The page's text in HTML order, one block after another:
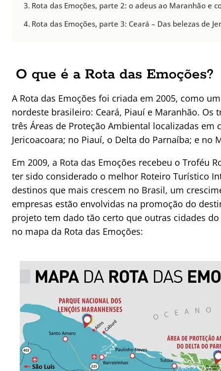
Rota das Emoções, parte 2: o adeus ao Maranhão e
Rota das Emoções, parte 3: Ceará – Das belezas de
O que é a Rota das Emoções?
A Rota das Emoções foi criada em 2005, como
nordeste brasileiro: Ceará, Piauí e Maranhão.
três Áreas de Proteção Ambiental localizadas
Jericoacoara; no Piauí, o Delta do Parnaíba; e no
Em 2009, a Rota das Emoções recebeu o
ter sido considerado o melhor Roteiro Turístico
destinos que mais crescem no Brasil, um
empresas estão envolvidas na promoção do
projeto tem dado tão certo que outras cidades
no mapa da Rota das Emoções: